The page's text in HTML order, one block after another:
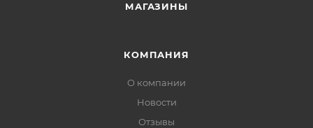
МАГАЗИНЫ
КОМПАНИЯ
О компании
Новости
Отзывы